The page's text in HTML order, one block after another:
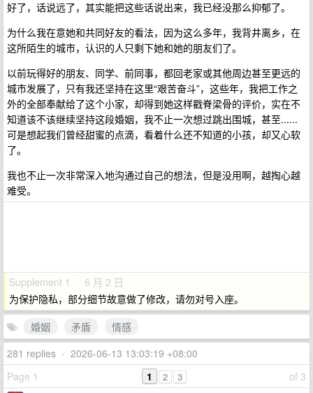
好了，话说远了，其实能把这些话说出来，我已经没那么抑郁了。
为什么我在意她和共同好友的看法，因为这么多年，我背井离乡，在
这所陌生的城市，认识的人只剩下她和她的朋友们了。
以前玩得好的朋友、同学、前同事，都回老家或其他周边甚至更远的
城市发展了，只有我还坚持在这里“艰苦奋斗”，这些年，我把工作之
外的全部奉献给了这个小家，却得到她这样戳脊梁骨的评价，实在不
知道该不该继续坚持这段婚姻，我不止一次想过跳出围城，甚至......
可是想起我们曾经甜蜜的点滴，看着什么还不知道的小孩，却又心软
了。
我也不止一次非常深入地沟通过自己的想法，但是没用啊，越掏心越
难受。
Supplement 1 · 6 月 2 日
为保护隐私，部分细节故意做了修改，请勿对号入座。
婚姻
矛盾
情感
281 replies • 2026-06-13 13:03:19 +08:00
Page 1
of 3
1 2 3